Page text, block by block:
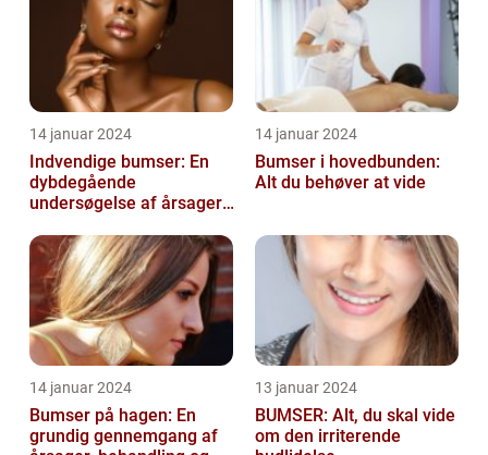
14 januar 2024
Indvendige bumser: En
dybdegående
undersøgelse af årsager,
forebyggelse
14 januar 2024
Bumser i hovedbunden:
Alt du behøver at vide
14 januar 2024
Bumser på hagen: En
grundig gennemgang af
13 januar 2024
BUMSER: Alt, du skal vide
om den irriterende